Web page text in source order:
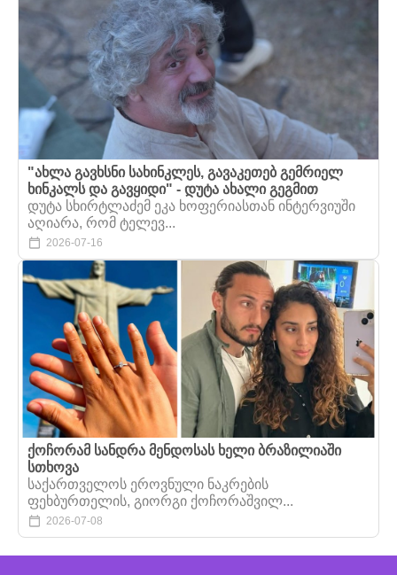
"ახლა გავხსნი სახინკლეს, გავაკეთებ გემრიელ
ხინკალს და გავყიდი" - დუტა ახალი გეგმით
დუტა სხირტლაძემ ეკა ხოფერიასთან ინტერვიუში
აღიარა, რომ ტელევ...
2026-07-16
ქოჩორამ სანდრა მენდოსას ხელი ბრაზილიაში
სთხოვა
საქართველოს ეროვნული ნაკრების
ფეხბურთელის, გიორგი ქოჩორაშვილ...
2026-07-08